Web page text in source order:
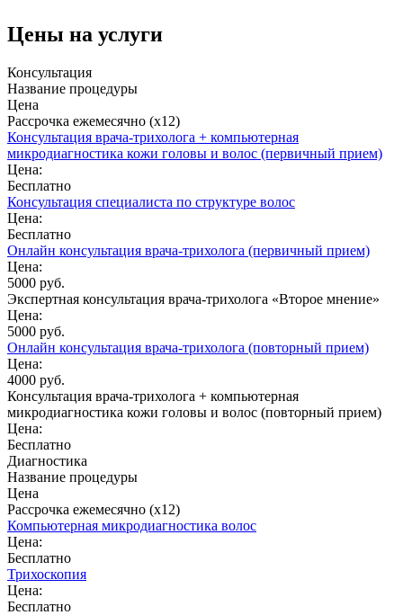
Цены на услуги
Консультация
Название процедуры
Цена
Рассрочка ежемесячно (x12)
Консультация врача-трихолога + компьютерная
микродиагностика кожи головы и волос (первичный прием)
Цена:
Бесплатно
Консультация специалиста по структуре волос
Цена:
Бесплатно
Онлайн консультация врача-трихолога (первичный прием)
Цена:
5000 руб.
Экспертная консультация врача-трихолога «Второе мнение»
Цена:
5000 руб.
Онлайн консультация врача-трихолога (повторный прием)
Цена:
4000 руб.
Консультация врача-трихолога + компьютерная
микродиагностика кожи головы и волос (повторный прием)
Цена:
Бесплатно
Диагностика
Название процедуры
Цена
Рассрочка ежемесячно (x12)
Компьютерная микродиагностика волос
Цена:
Бесплатно
Трихоскопия
Цена:
Бесплатно